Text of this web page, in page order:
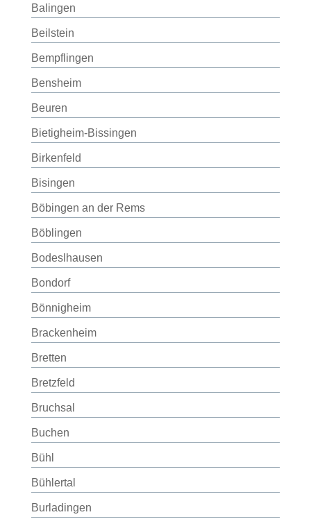
Balingen
Beilstein
Bempflingen
Bensheim
Beuren
Bietigheim-Bissingen
Birkenfeld
Bisingen
Böbingen an der Rems
Böblingen
Bodeslhausen
Bondorf
Bönnigheim
Brackenheim
Bretten
Bretzfeld
Bruchsal
Buchen
Bühl
Bühlertal
Burladingen